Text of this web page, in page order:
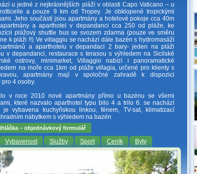
u jedné z nejkrásnějších pláží v oblasti Capo Vaticano – u
a pouze 9 km od Tropey. Je obklopené tropickými
Jeho součástí jsou apartmány a hotelové pokoje cca 40m
a aparthotel v depandanci cca 250 od pláže, ke
plážový shuttle bus se svozem zdarma (pouze ve směru
k pláži !!) Ve villaggiu se nachází dále bazén s hydromasáží
a aparthotelu v depandaci 2 bary- jeden na pláži
v depandanci, restaurace s terasou s výhledem na Sicilské
ostrovy, minimarket, Villaggio nabízí i panoramatické
na moře cca 1km od pláže villagia, určené pro klienty s
apartmány mají v spoločné zahradě k dispozici
pro 4 osoby.
v roce 2010 nové apartmány přímo u bazénu se všemi
které nazvalo aparthotel typu bilo 4 a trilo 6. se nachází
vybavena kuchyňskou linkou, fénem, TV-sat, klimatizací
nábytkem s výhledem na bazén
– objednávkový formulář
Vybavenost Služby Sport Ceník Byty